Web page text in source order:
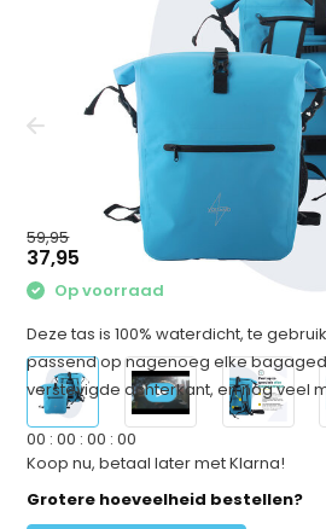
59,95
37,95
Op voorraad
Deze tas is 100% waterdicht, te
passend op nagenoeg elke
verstevigde achterkant, en nog veel
00 :00 :00 :00
Koop nu, betaal later met Klarna!
Grotere hoeveelheid bestellen?